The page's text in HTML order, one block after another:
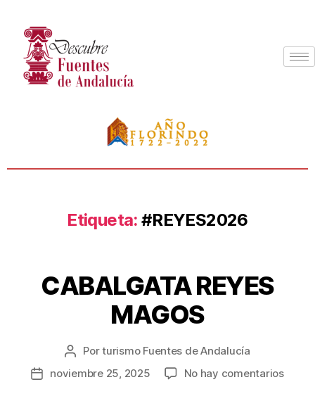
Etiqueta: #REYES2026
CABALGATA REYES
MAGOS
Porturismo Fuentes de Andalucía
noviembre 25, 2025
No hay comentarios